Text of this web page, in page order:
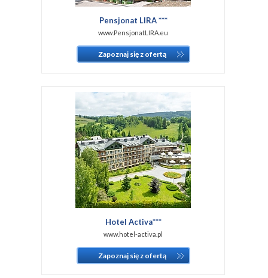
Pensjonat LIRA ***
www.PensjonatLIRA.eu
Zapoznaj się z ofertą
Hotel Activa***
www.hotel-activa.pl
Zapoznaj się z ofertą